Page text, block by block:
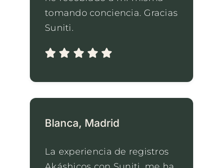
tomando conciencia. Gracias
Suniti.
Blanca, Madrid
La experiencia de registros